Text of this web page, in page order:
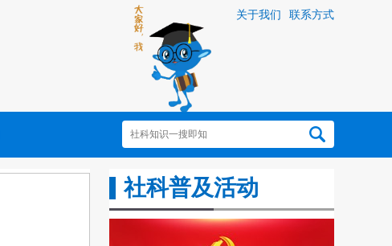
关于我们 联系方式
社科普及活动